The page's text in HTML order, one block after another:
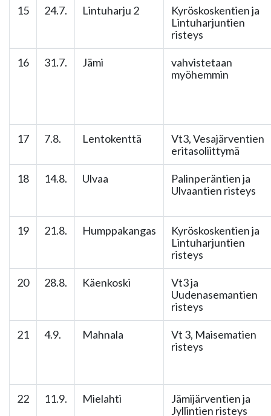
15 24.7. Lintuharju 2
Kyröskoskentien ja
Lintuharjuntien
risteys
16 31.7. Jämi
vahvistetaan
myöhemmin
17 7.8. Lentokenttä
Vt3, Vesajärventien
eritasoliittymä
18 14.8. Ulvaa
Palinperäntien ja
Ulvaantien risteys
19 21.8. Humppakangas
Kyröskoskentien ja
Lintuharjuntien
risteys
20 28.8. Käenkoski
Vt3 ja
Uudenasemantien
risteys
21 4.9. Mahnala
Vt 3, Maisematien
risteys
22 11.9. Mielahti
Jämijärventien ja
Jyllintien risteys